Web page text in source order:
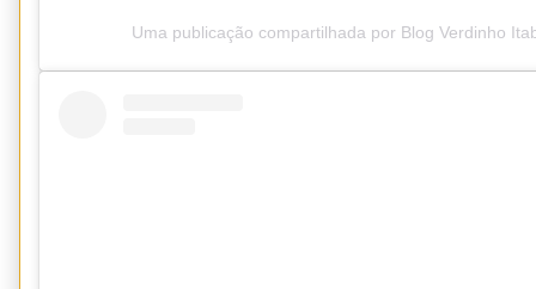
Uma publicação compartilhada por Blog Verdinho